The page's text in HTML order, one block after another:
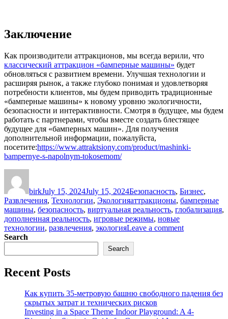
Заключение
Как производители аттракционов, мы всегда верили, что
классический аттракцион «бамперные машины» будет
обновляться с развитием времени. Улучшая технологии и
расширяя рынок, а также глубоко понимая и удовлетворяя
потребности клиентов, мы будем приводить традиционные
«бамперные машины» к новому уровню экологичности,
безопасности и интерактивности. Смотря в будущее, мы будем
работать с партнерами, чтобы вместе создать блестящее
будущее для «бамперных машин». Для получения
дополнительной информации, пожалуйста,
посетите:https://www.attraktsiony.com/product/mashinki-
bampernye-s-napolnym-tokosemom/
birkJuly 15, 2024July 15, 2024Безопасность, Бизнес,
Развлечения, Технологии, ЭкологияTags
аттракционы, бамперные
машины, безопасность, виртуальная реальность, глобализация,
дополненная реальность, игровые режимы, новые
технологии, развлечения, экологияLeave a commenton
развития
Search
Search
Recent Posts
Как купить 35-метровую башню свободного падения без
скрытых затрат и технических рисков
Investing in a Space Theme Indoor Playground: A 4-